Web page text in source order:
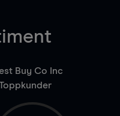
Buy Co Inc